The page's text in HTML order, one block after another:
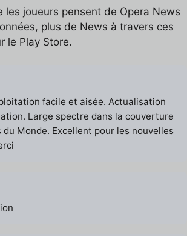
les joueurs pensent de Opera News
plus de News à travers ces
le Play Store.
facile et aisée. Actualisation
Large spectre dans la couverture
Monde. Excellent pour les nouvelles